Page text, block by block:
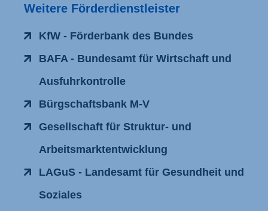
Weitere Förderdienstleister
KfW - Förderbank des Bundes
BAFA - Bundesamt für Wirtschaft und
Ausfuhrkontrolle
Bürgschaftsbank M-V
Gesellschaft für Struktur- und
Arbeitsmarktentwicklung
LAGuS - Landesamt für Gesundheit und
Soziales